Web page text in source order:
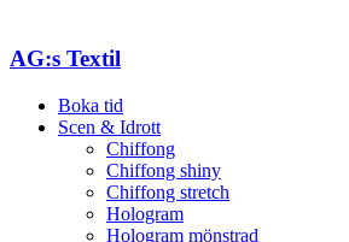
AG:s Textil
Boka tid
Scen & Idrott
Chiffong
Chiffong shiny
Chiffong stretch
Hologram
Hologram mönstrad